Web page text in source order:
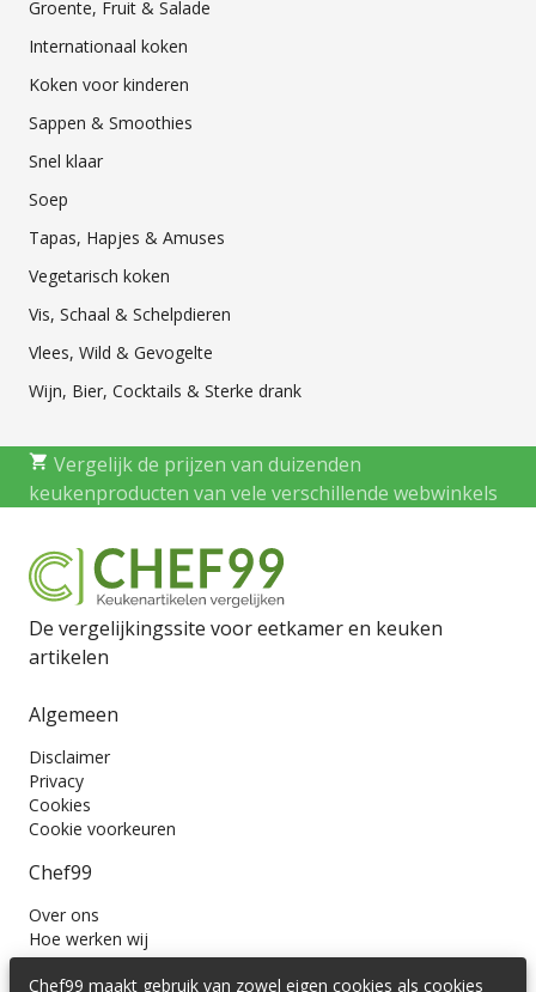
Groente, Fruit & Salade
Internationaal koken
Koken voor kinderen
Sappen & Smoothies
Snel klaar
Soep
Tapas, Hapjes & Amuses
Vegetarisch koken
Vis, Schaal & Schelpdieren
Vlees, Wild & Gevogelte
Wijn, Bier, Cocktails & Sterke drank
Vergelijk de prijzen van duizenden
keukenproducten van vele verschillende webwinkels
De vergelijkingssite voor eetkamer en keuken
artikelen
Algemeen
Disclaimer
Privacy
Cookies
Cookie voorkeuren
Chef99
Over ons
Hoe werken wij
Contact
Chef99 maakt gebruik van zowel eigen cookies als cookies